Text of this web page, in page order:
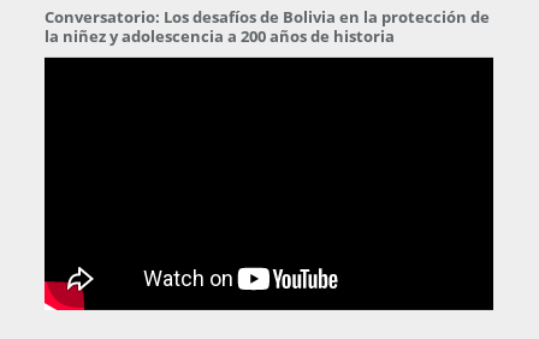
Conversatorio: Los desafíos de Bolivia en la protección de
la niñez y adolescencia a 200 años de historia